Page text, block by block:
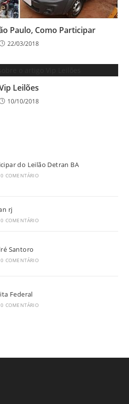
Paulo, Como Participar
22/03/2018
Leilões
10/10/2018
do Leilão Detran BA
0 COMENTÁRIO
rj
0 COMENTÁRIO
Santoro
0 COMENTÁRIO
Federal
0 COMENTÁRIO